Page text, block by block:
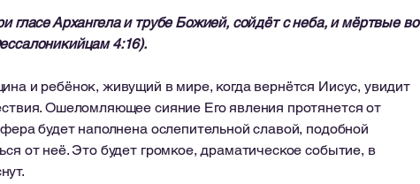
гласе Архангела и трубе Божией, сойдёт с неба, и мёртвые во
4:16).
и ребёнок, живущий в мире, когда вернётся Иисус, увидит
Ошеломляющее сияние Его явления протянется от
будет наполнена ослепительной славой, подобной
от неё. Это будет громкое, драматическое событие, в